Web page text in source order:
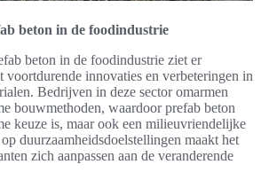
beton in de foodindustrie
beton in de foodindustrie ziet er
voortdurende innovaties en verbeteringen in
Bedrijven in deze sector omarmen
bouwmethoden, waardoor prefab beton
keuze is, maar ook een milieuvriendelijke
duurzaamheidsdoelstellingen maakt het
zich aanpassen aan de veranderende